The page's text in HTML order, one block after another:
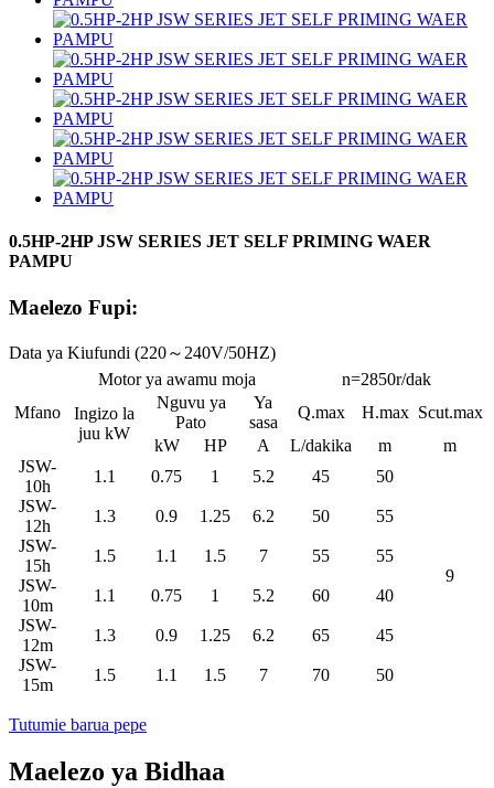
0.5HP-2HP JSW SERIES JET SELF PRIMING WAER
PAMPU
Maelezo Fupi:
Data ya Kiufundi (220～240V/50HZ)
Mfano
Motor ya awamu moja
n=2850r/dak
Ingizo la
juu kW
Nguvu ya
Pato
Ya
sasa
Q.max H.max Scut.max
kW
HP A L/dakika m
m
JSW-
10h
1.1 0.75 1 5.2 45 50
9
JSW-
12h
1.3 0.9 1.25 6.2 50
55
JSW-
15h
1.5 1.1 1.5 7 55
55
JSW-
10m
1.1 0.75 1 5.2 60
40
JSW-
12m
1.3 0.9 1.25 6.2 65
45
JSW-
15m
1.5 1.1 1.5 7 70 50
Tutumie barua pepe
Maelezo ya Bidhaa